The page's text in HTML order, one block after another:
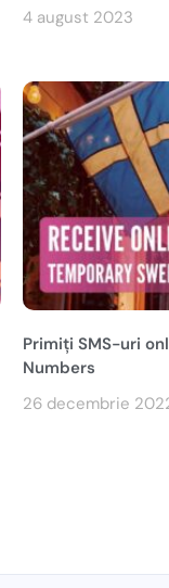
4 august 2023
Primiți SMS-uri
Numbers
26 decembrie